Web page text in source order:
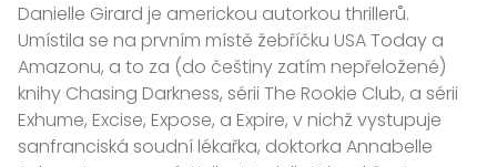
Danielle Girard je americkou autorkou thrillerů.
Umístila se na prvním místě žebříčku USA Today a
Amazonu, a to za (do češtiny zatím nepřeložené)
knihy Chasing Darkness, sérii The Rookie Club, a sérii
Exhume, Excise, Expose, a Expire, v nichž vystupuje
sanfranciská soudní lékařka, doktorka Annabelle